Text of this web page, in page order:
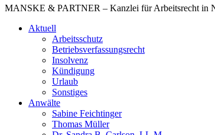
MANSKE & PARTNER – Kanzlei für Arbeitsrecht in
Aktuell
Arbeitsschutz
Betriebsverfassungsrecht
Insolvenz
Kündigung
Urlaub
Sonstiges
Anwälte
Sabine Feichtinger
Thomas Müller